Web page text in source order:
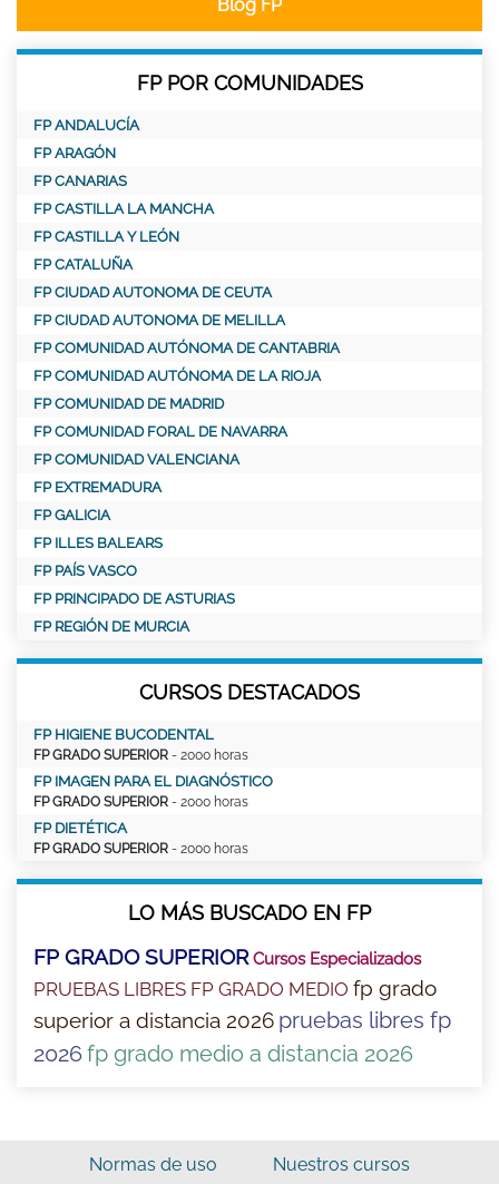
Blog FP
FP POR COMUNIDADES
FP ANDALUCÍA
FP ARAGÓN
FP CANARIAS
FP CASTILLA LA MANCHA
FP CASTILLA Y LEÓN
FP CATALUÑA
FP CIUDAD AUTONOMA DE CEUTA
FP CIUDAD AUTONOMA DE MELILLA
FP COMUNIDAD AUTÓNOMA DE CANTABRIA
FP COMUNIDAD AUTÓNOMA DE LA RIOJA
FP COMUNIDAD DE MADRID
FP COMUNIDAD FORAL DE NAVARRA
FP COMUNIDAD VALENCIANA
FP EXTREMADURA
FP GALICIA
FP ILLES BALEARS
FP PAÍS VASCO
FP PRINCIPADO DE ASTURIAS
FP REGIÓN DE MURCIA
CURSOS DESTACADOS
FP HIGIENE BUCODENTAL
FP GRADO SUPERIOR - 2000 horas
FP IMAGEN PARA EL DIAGNÓSTICO
FP GRADO SUPERIOR - 2000 horas
FP DIETÉTICA
FP GRADO SUPERIOR - 2000 horas
LO MÁS BUSCADO EN FP
FP GRADO SUPERIOR Cursos Especializados
PRUEBAS LIBRES FP GRADO MEDIO fp grado
superior a distancia 2026 pruebas libres fp
2026fp grado medio a distancia 2026
Normas de uso
Nuestros cursos